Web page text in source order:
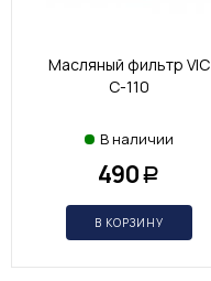
Масляный фильтр VIC
C-110
В наличии
490 Р
В КОРЗИНУ